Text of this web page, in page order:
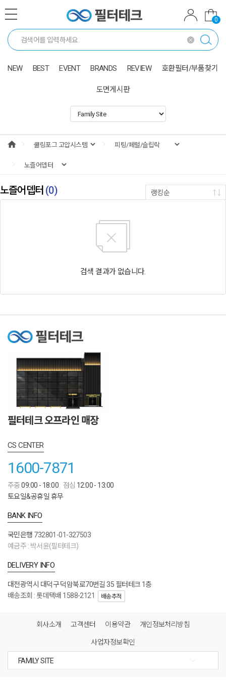
0
NEW BEST EVENT BRANDS REVIEW 호환필터/부품찾기
도면게시판
노즐어뎁터 (0) 랭킹순
검색 결과가 없습니다.
필터테크 오프라인 매장
CS CENTER
1600-7871
주중09:00 - 18:00 점심 12:00 - 13:00
토요일&공휴일 휴무
BANK INFO
국민은행 732801-01-327503
예금주 : 박서윤(필터테크)
DELIVERY INFO
대전광역시 대덕구 덕암북로70번길 35 필터테크 1층
배송조회 : 롯데택배 1588-2121
배송추적
회사소개 고객센터 이용약관 개인정보처리방침
사업자정보확인